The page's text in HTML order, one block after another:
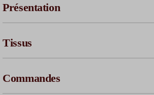
Présentation
Tissus
Commandes